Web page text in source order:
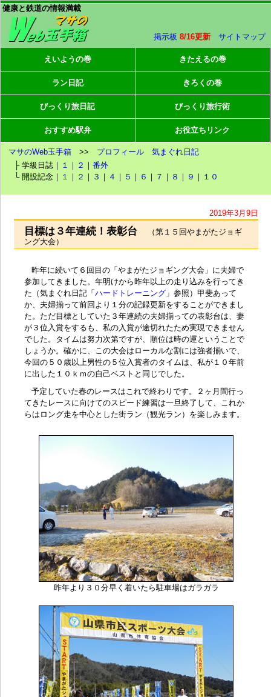
健康と鉄道の情報満載
掲示板 8/16更新 サイトマップ
えいようの巻 きたえるの巻
ラン日記 きろくの巻
びっくり旅日記 びっくり旅行術
おすすめ駅弁 お役立ちリンク
マサのWeb玉手箱 >> プロフィール
気まぐれ日記
├ 学級日誌｜ １ ｜ ２ ｜番外
└ 開設記念｜ １ ｜ ２ ｜ ３ ｜ ４ ｜ ５ ｜ ６ ｜ ７ ｜ ８ ｜ ９ ｜ １０
2019年3月9日
目標は３年連続！表彰台
（第１５回やまがたジョギ
ング大会）
昨年に続いて６回目の「やまがたジョギング大会」に夫婦で
参加してきました。年明けから昨年以上の走り込みを行ってき
た（気まぐれ日記「 ハードトレーニング」参照）甲斐あって
か、夫婦揃って前回より１分の記録更新をすることができまし
た。ただ目標としていた３年連続の夫婦揃っての表彰台は、妻
が３位入賞をするも、私の入賞が途切れたため実現できません
でした。タイムは努力次第ですが、順位は時の運ということで
しょうか。確かに、この大会はローカルな割には強者揃いで、
今回の５０歳以上男性の５位入賞者のタイムは、私が１０年前
に出した１０ｋｍの自己ベストと同じでした。
予定していた春のレースはこれで終わりです。２ヶ月間行っ
てきたレースに向けてのスピード練習は一旦終了して、これか
らはロング走を中心とした街ラン（観光ラン）を楽しみます。
昨年より３０分早く着いたら駐車場はガラガラ